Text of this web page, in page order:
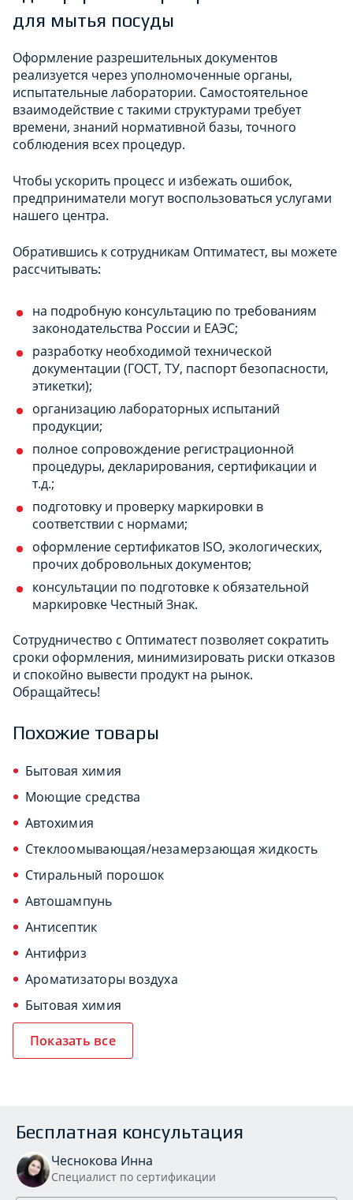
для мытья посуды
Оформление разрешительных документов
реализуется через уполномоченные органы,
испытательные лаборатории. Самостоятельное
взаимодействие с такими структурами требует
времени, знаний нормативной базы, точного
соблюдения всех процедур.
Чтобы ускорить процесс и избежать ошибок,
предприниматели могут воспользоваться услугами
нашего центра.
Обратившись к сотрудникам Оптиматест, вы можете
рассчитывать:
на подробную консультацию по требованиям
законодательства России и ЕАЭС;
разработку необходимой технической
документации (ГОСТ, ТУ, паспорт безопасности,
этикетки);
организацию лабораторных испытаний
продукции;
полное сопровождение регистрационной
процедуры, декларирования, сертификации и
т.д.;
подготовку и проверку маркировки в
соответствии с нормами;
оформление сертификатов ISO, экологических,
прочих добровольных документов;
консультации по подготовке к обязательной
маркировке Честный Знак.
Сотрудничество с Оптиматест позволяет сократить
сроки оформления, минимизировать риски отказов
и спокойно вывести продукт на рынок.
Обращайтесь!
Похожие товары
Бытовая химия
Моющие средства
Автохимия
Стеклоомывающая/незамерзающая жидкость
Стиральный порошок
Автошампунь
Антисептик
Антифриз
Ароматизаторы воздуха
Бытовая химия
Показать все
Бесплатная консультация
Чеснокова Инна
Специалист по сертификации